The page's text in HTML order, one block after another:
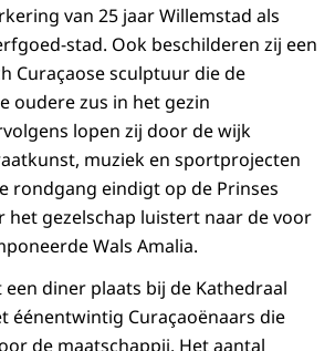
van 25 jaar Willemstad als
stad. Ook beschilderen zij een
Curaçaose sculptuur die de
oudere zus in het gezin
lopen zij door de wijk
muziek en sportprojecten
rondgang eindigt op de Prinses
het gezelschap luistert naar de voor
Wals Amalia.
diner plaats bij de Kathedraal
éénentwintig Curaçaoënaars die
de maatschappij. Het aantal